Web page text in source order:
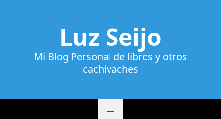
Luz Seijo
Mi Blog Personal de libros y otros
cachivaches